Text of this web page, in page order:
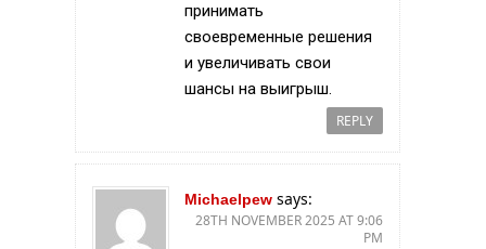
принимать
своевременные решения
и увеличивать свои
шансы на выигрыш.
REPLY
Michaelpew says:
28TH NOVEMBER 2025 AT 9:06
PM